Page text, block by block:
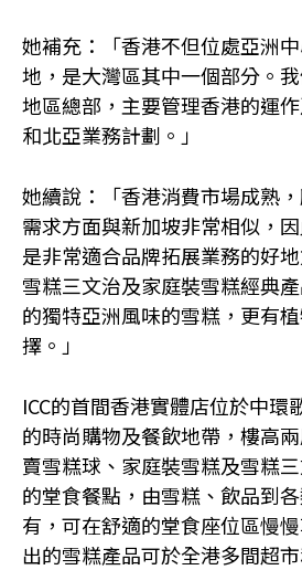
她補充：「香港不但位處亞洲
地，是大灣區其中一個部分。
地區總部，主要管理香港的運
和北亞業務計劃。」
她續說：「香港消費市場成熟
需求方面與新加坡非常相似，
是非常適合品牌拓展業務的好
雪糕三文治及家庭裝雪糕經典
的獨特亞洲風味的雪糕，更有
擇。」
ICC的首間香港實體店位於中環
的時尚購物及餐飲地帶，樓高
賣雪糕球、家庭裝雪糕及雪糕
的堂食餐點，由雪糕、飲品到
有，可在舒適的堂食座位區慢
出的雪糕產品可於全港多間超